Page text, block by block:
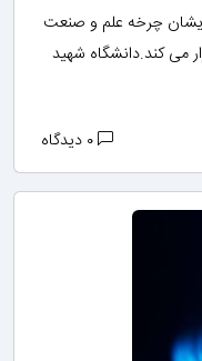
چرخه علم و صنعت
می کند.دانشگاه شهید